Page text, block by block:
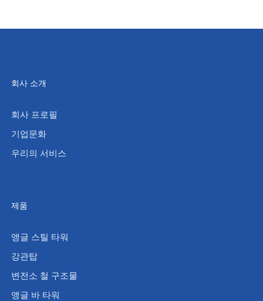
회사 소개
회사 프로필
기업문화
우리의 서비스
제품
앵글 스틸 타워
강관탑
변전소 철 구조물
앵글 바 타워